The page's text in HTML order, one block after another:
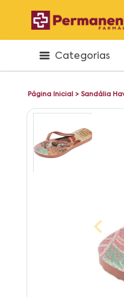
Categorias
Página Inicial > Sandália